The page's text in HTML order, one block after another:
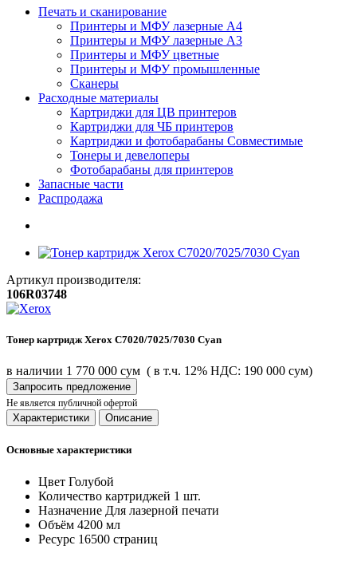
Печать и сканирование
Принтеры и МФУ лазерные А4
Принтеры и МФУ лазерные А3
Принтеры и МФУ цветные
Принтеры и МФУ промышленные
Сканеры
Расходные материалы
Картриджи для ЦВ принтеров
Картриджи для ЧБ принтеров
Картриджи и фотобарабаны Совместимые
Тонеры и девелоперы
Фотобарабаны для принтеров
Запасные части
Распродажа
Артикул производителя:
106R03748
Тонер картридж Xerox C7020/7025/7030 Cyan
в наличии 1 770 000 сум ( в т.ч. 12% НДС: 190 000 сум)
Запросить предложение
Не является публичной офертой
Характеристики Описание
Основные характеристики
Цвет Голубой
Количество картриджей 1 шт.
Назначение Для лазерной печати
Объём 4200 мл
Ресурс 16500 страниц